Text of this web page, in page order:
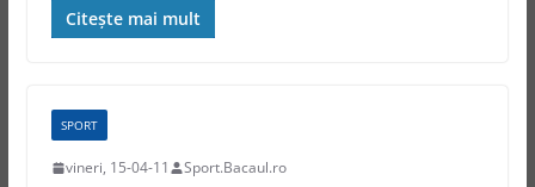
Citește mai mult
SPORT
vineri, 15-04-11 Sport.Bacaul.ro